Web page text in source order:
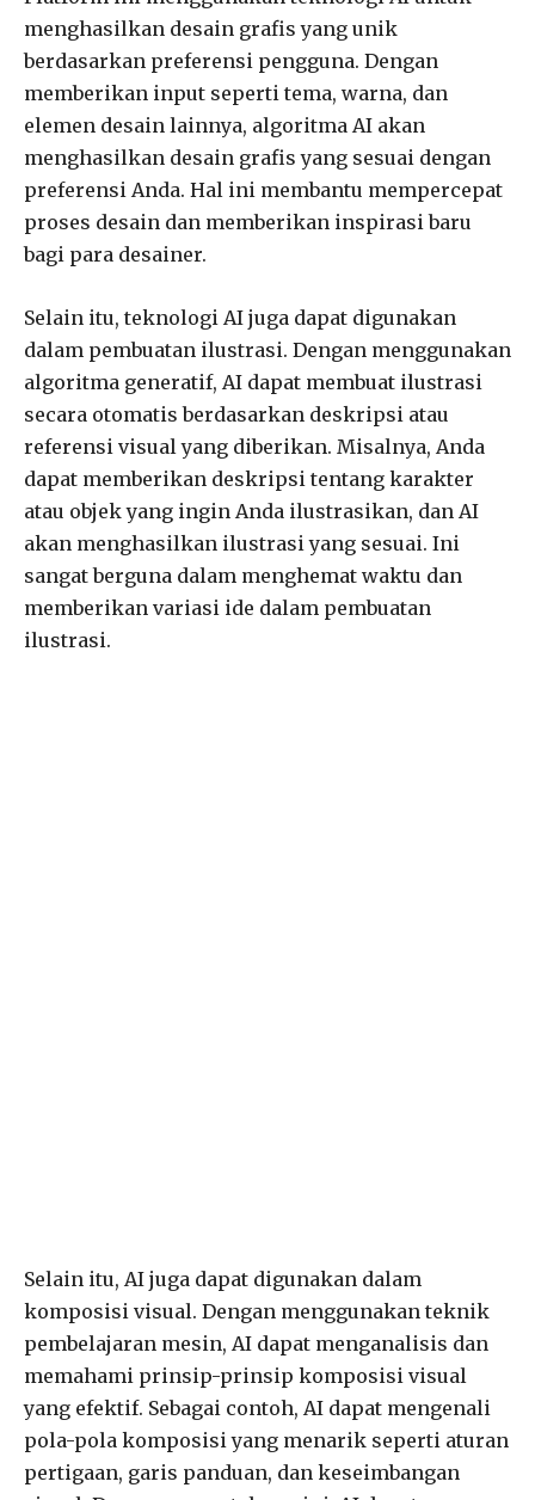
menghasilkan desain grafis yang unik
berdasarkan preferensi pengguna. Dengan
memberikan input seperti tema, warna, dan
elemen desain lainnya, algoritma AI akan
menghasilkan desain grafis yang sesuai dengan
preferensi Anda. Hal ini membantu mempercepat
proses desain dan memberikan inspirasi baru
bagi para desainer.
Selain itu, teknologi AI juga dapat digunakan
dalam pembuatan ilustrasi. Dengan menggunakan
algoritma generatif, AI dapat membuat ilustrasi
secara otomatis berdasarkan deskripsi atau
referensi visual yang diberikan. Misalnya, Anda
dapat memberikan deskripsi tentang karakter
atau objek yang ingin Anda ilustrasikan, dan AI
akan menghasilkan ilustrasi yang sesuai. Ini
sangat berguna dalam menghemat waktu dan
memberikan variasi ide dalam pembuatan
ilustrasi.
Selain itu, AI juga dapat digunakan dalam
komposisi visual. Dengan menggunakan teknik
pembelajaran mesin, AI dapat menganalisis dan
memahami prinsip-prinsip komposisi visual
yang efektif. Sebagai contoh, AI dapat mengenali
pola-pola komposisi yang menarik seperti aturan
pertigaan, garis panduan, dan keseimbangan